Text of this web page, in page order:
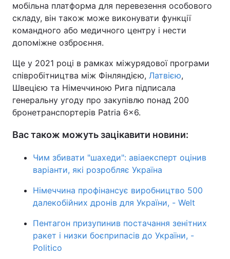
мобільна платформа для перевезення особового
складу, він також може виконувати функції
командного або медичного центру і нести
допоміжне озброєння.
Ще у 2021 році в рамках міжурядової програми
співробітництва між Фінляндією, Латвією,
Швецією та Німеччиною Рига підписала
генеральну угоду про закупівлю понад 200
бронетранспортерів Patria 6x6.
Вас також можуть зацікавити новини:
Чим збивати "шахеди": авіаексперт оцінив
варіанти, які розробляє Україна
Німеччина профінансує виробництво 500
далекобійних дронів для України, - Welt
Пентагон призупинив постачання зенітних
ракет і низки боєприпасів до України, -
Politico